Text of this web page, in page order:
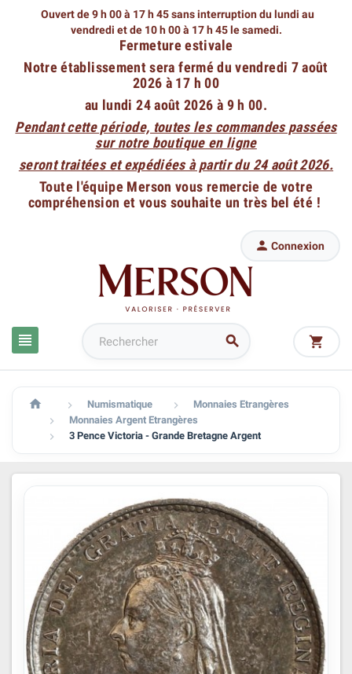
Ouvert de 9 h 00 à 17 h 45 sans interruption du lundi au
vendredi et de 10 h 00 à 17 h 45 le samedi.
Fermeture estivale
Notre établissement sera fermé du vendredi 7 août
2026 à 17 h 00
au lundi 24 août 2026 à 9 h 00.
Pendant cette période, toutes les commandes passées
sur notre boutique en ligne
seront traitées et expédiées à partir du 24 août 2026.
Toute l'équipe Merson vous remercie de votre
compréhension et vous souhaite un très bel été !
 
 Connexion

  Numismatique  Monnaies Etrangères
 Monnaies Argent Etrangères
 3 Pence Victoria - Grande Bretagne Argent